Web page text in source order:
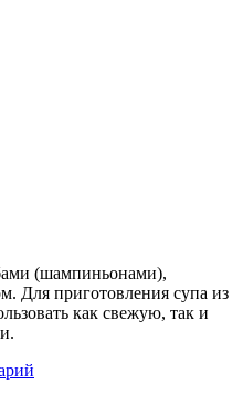
(шампиньонами),
Для приготовления супа из
как свежую, так и